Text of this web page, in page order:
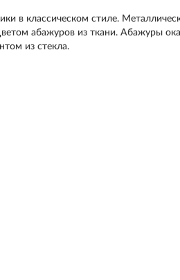
в классическом стиле.
абажуров из ткани. Абажуры
из стекла.